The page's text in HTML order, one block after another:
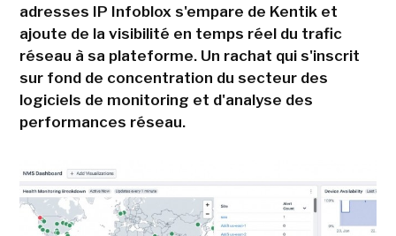
adresses IP Infoblox s'empare de Kentik et
ajoute de la visibilité en temps réel du trafic
réseau à sa plateforme. Un rachat qui s'inscrit
sur fond de concentration du secteur des
logiciels de monitoring et d'analyse des
performances réseau.